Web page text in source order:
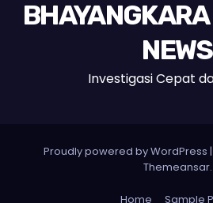
NEWS
Investigasi Cepat
Proudly powered by WordPress |
Themeansar.
Home Sample